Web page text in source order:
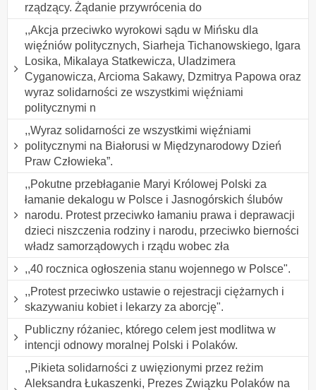
rządzący. Żądanie przywrócenia do
,,Akcja przeciwko wyrokowi sądu w Mińsku dla
więźniów politycznych, Siarheja Tichanowskiego, Igara
Losika, Mikalaya Statkewicza, Uladzimera
Cyganowicza, Arcioma Sakawy, Dzmitrya Papowa oraz
wyraz solidarności ze wszystkimi więźniami
politycznymi n
,,Wyraz solidarności ze wszystkimi więźniami
politycznymi na Białorusi w Międzynarodowy Dzień
Praw Człowieka”.
,,Pokutne przebłaganie Maryi Królowej Polski za
łamanie dekalogu w Polsce i Jasnogórskich ślubów
narodu. Protest przeciwko łamaniu prawa i deprawacji
dzieci niszczenia rodziny i narodu, przeciwko bierności
władz samorządowych i rządu wobec zła
,,40 rocznica ogłoszenia stanu wojennego w Polsce".
,,Protest przeciwko ustawie o rejestracji ciężarnych i
skazywaniu kobiet i lekarzy za aborcję".
Publiczny różaniec, którego celem jest modlitwa w
intencji odnowy moralnej Polski i Polaków.
,,Pikieta solidarności z uwięzionymi przez reżim
Aleksandra Łukaszenki, Prezes Związku Polaków na